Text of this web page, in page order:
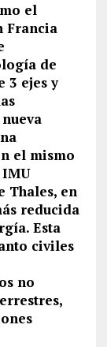
el
Francia
de
3 ejes y
el mismo
Thales, en
reducida
Esta
civiles
no